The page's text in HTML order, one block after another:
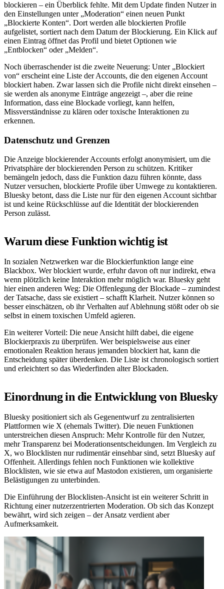
blockieren – ein Überblick fehlte. Mit dem Update finden Nutzer in
den Einstellungen unter „Moderation“ einen neuen Punkt
„Blockierte Konten“. Dort werden alle blockierten Profile
aufgelistet, sortiert nach dem Datum der Blockierung. Ein Klick auf
einen Eintrag öffnet das Profil und bietet Optionen wie
„Entblocken“ oder „Melden“.
Noch überraschender ist die zweite Neuerung: Unter „Blockiert
von“ erscheint eine Liste der Accounts, die den eigenen Account
blockiert haben. Zwar lassen sich die Profile nicht direkt einsehen –
sie werden als anonyme Einträge angezeigt –, aber die reine
Information, dass eine Blockade vorliegt, kann helfen,
Missverständnisse zu klären oder toxische Interaktionen zu
erkennen.
Datenschutz und Grenzen
Die Anzeige blockierender Accounts erfolgt anonymisiert, um die
Privatsphäre der blockierenden Person zu schützen. Kritiker
bemängeln jedoch, dass die Funktion dazu führen könnte, dass
Nutzer versuchen, blockierte Profile über Umwege zu kontaktieren.
Bluesky betont, dass die Liste nur für den eigenen Account sichtbar
ist und keine Rückschlüsse auf die Identität der blockierenden
Person zulässt.
Warum diese Funktion wichtig ist
In sozialen Netzwerken war die Blockierfunktion lange eine
Blackbox. Wer blockiert wurde, erfuhr davon oft nur indirekt, etwa
wenn plötzlich keine Interaktion mehr möglich war. Bluesky geht
hier einen anderen Weg: Die Offenlegung der Blockade – zumindest
der Tatsache, dass sie existiert – schafft Klarheit. Nutzer können so
besser einschätzen, ob ihr Verhalten auf Ablehnung stößt oder ob sie
selbst in einem toxischen Umfeld agieren.
Ein weiterer Vorteil: Die neue Ansicht hilft dabei, die eigene
Blockierpraxis zu überprüfen. Wer beispielsweise aus einer
emotionalen Reaktion heraus jemanden blockiert hat, kann die
Entscheidung später überdenken. Die Liste ist chronologisch sortiert
und erleichtert so das Wiederfinden alter Blockaden.
Einordnung in die Entwicklung von Bluesky
Bluesky positioniert sich als Gegenentwurf zu zentralisierten
Plattformen wie X (ehemals Twitter). Die neuen Funktionen
unterstreichen diesen Anspruch: Mehr Kontrolle für den Nutzer,
mehr Transparenz bei Moderationsentscheidungen. Im Vergleich zu
X, wo Blocklisten nur rudimentär einsehbar sind, setzt Bluesky auf
Offenheit. Allerdings fehlen noch Funktionen wie kollektive
Blocklisten, wie sie etwa auf Mastodon existieren, um organisierte
Belästigungen zu unterbinden.
Die Einführung der Blocklisten-Ansicht ist ein weiterer Schritt in
Richtung einer nutzerzentrierten Moderation. Ob sich das Konzept
bewährt, wird sich zeigen – der Ansatz verdient aber
Aufmerksamkeit.